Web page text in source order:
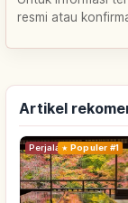
resmi atau
Artikel
PerjalananPopuler #1